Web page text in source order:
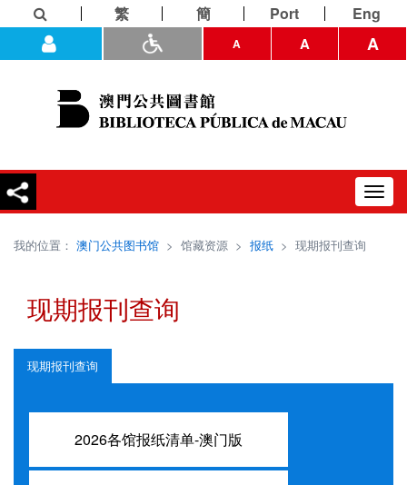
繁 簡 Port Eng
A A A
我的位置： 澳门公共图书馆 > 馆藏资源 > 报纸 > 现期报刊查询
现期报刊查询
现期报刊查询
2026各馆报纸清单-澳门版